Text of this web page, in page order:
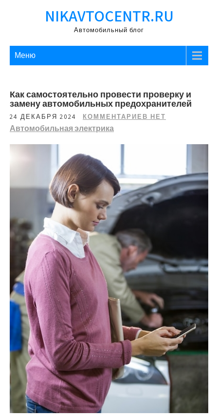
NIKAVTOCENTR.RU
Автомобильный блог
Меню
Как самостоятельно провести проверку и
замену автомобильных предохранителей
24 ДЕКАБРЯ 2024 КОММЕНТАРИЕВ НЕТ
Автомобильная электрика